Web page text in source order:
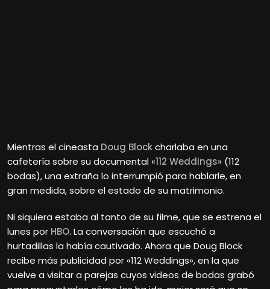
Mientras el cineasta Doug Blockcharlaba en una
cafetería sobre su documental «112 Weddings» (112
bodas), una extraña lo interrumpió para hablarle, en
gran medida, sobre el estado de su matrimonio.
Ni siquiera estaba al tanto de su filme, que se estrena el
lunes por HBO. La conversación que escuchó a
hurtadillas la había cautivado. Ahora que Doug Block
recibe más publicidad por «112 Weddings», en la que
vuelve a visitar a parejas cuyos videos de bodas grabó